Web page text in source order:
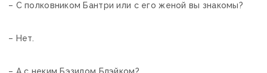
– С полковником Бантри или с его женой вы знакомы?
– Нет.